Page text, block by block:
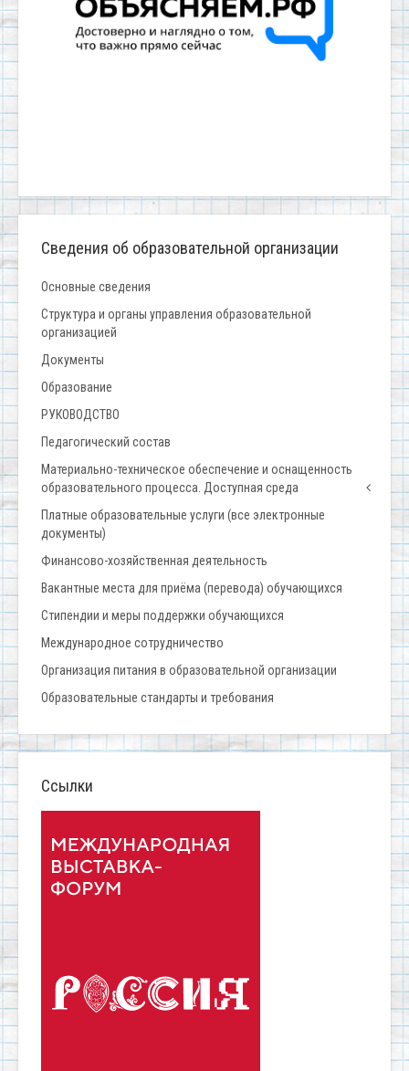
Сведения об образовательной организации
Основные сведения
Структура и органы управления образовательной
организацией
Документы
Образование
РУКОВОДСТВО
Педагогический состав
Материально-техническое обеспечение и оснащенность
образовательного процесса. Доступная среда
Платные образовательные услуги (все электронные
документы)
Финансово-хозяйственная деятельность
Вакантные места для приёма (перевода) обучающихся
Стипендии и меры поддержки обучающихся
Международное сотрудничество
Организация питания в образовательной организации
Образовательные стандарты и требования
Ссылки